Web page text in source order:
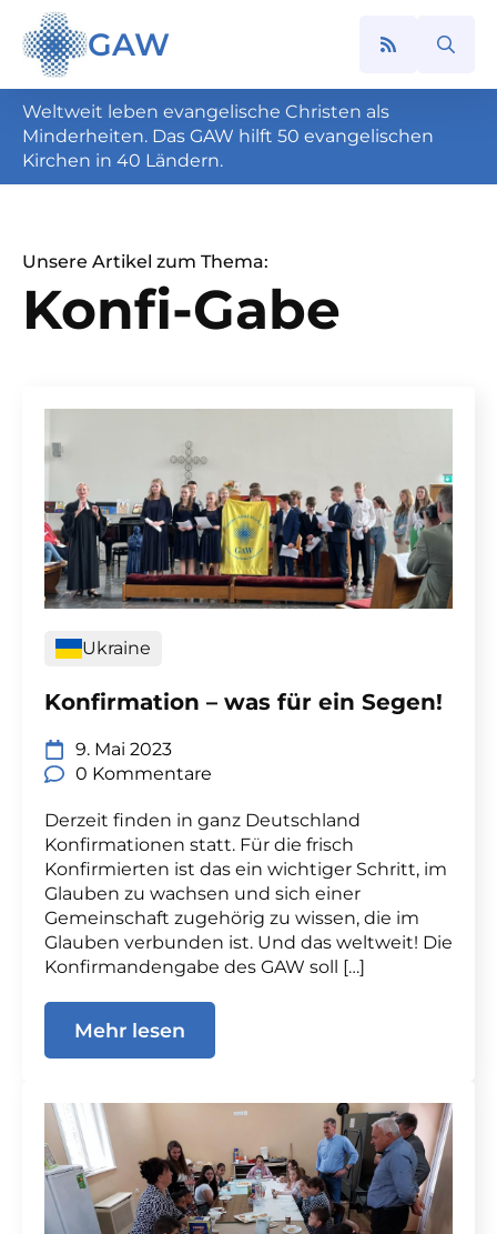
GAW
Search
Weltweit leben evangelische Christen als
Minderheiten. Das GAW hilft 50 evangelischen
Kirchen in 40 Ländern.
Unsere Artikel zum Thema:
Konfi-Gabe
Ukraine
Konfirmation – was für ein Segen!
9. Mai 2023
0 Kommentare
Derzeit finden in ganz Deutschland
Konfirmationen statt. Für die frisch
Konfirmierten ist das ein wichtiger Schritt, im
Glauben zu wachsen und sich einer
Gemeinschaft zugehörig zu wissen, die im
Glauben verbunden ist. Und das weltweit! Die
Konfirmandengabe des GAW soll […]
Mehr lesen